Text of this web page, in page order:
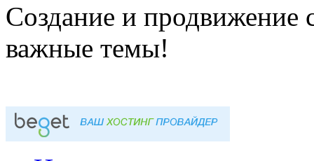
Создание и продвижение
важные темы!